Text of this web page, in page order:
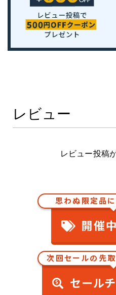
レビュー
レビュー投稿
思わぬ限定品に
開催
次回セールの先取
セール